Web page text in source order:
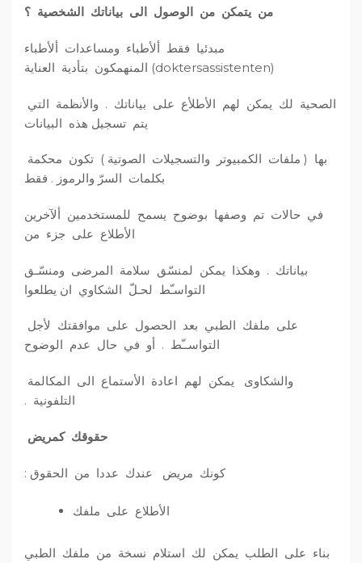
من يتمكن من الوصول الى بياناتك الشخصية ؟
مبدئيا فقط ألأطباء ومساعدات ألأطباء
(doktersassistenten) المنهمكون بتأدية العناية
الصحية لك يمكن لهم الأطلأع على بياناتك . والأنظمة التي
يتم تسجيل هذه البيانات
بها ( ملفات الكمبيوتر والتسجيلات الصوتية ) تكون محكمة
بكلمات السرّ والرموز . فقط
في حالات تم وصفها بوضوح يسمح للمستخدمين ألآخرين
الأطلاع على جزء من
بياناتك . وهكذا يمكن لمنسّق سلامة المرضى ومنسّـق
التواسـّط لحـلّ الشكاوي ان يطلعوا
على ملفك الطبي بعد الحصول على موافقتك لأجل
التواســّط . أو في حال عدم الوضوح
والشكاوى يمكن لهم اعادة الأستماع الى المكالمة
التلفونية .
حقوقك كمريض
كونك مريض عندك عددا من الحقوق :
الأطلاع على ملفك
بناء على الطلب يمكن لك استلام نسخة من ملفك الطبي